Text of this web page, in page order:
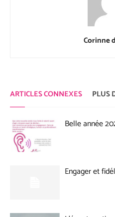
Corinne
ARTICLES CONNEXES PLUS
Belle année
Engager et